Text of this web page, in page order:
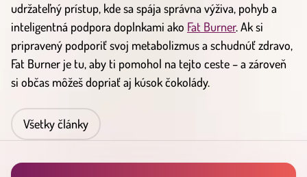
udržateľný prístup, kde sa spája správna výživa, pohyb a
inteligentná podpora doplnkami ako Fat Burner. Ak si
pripravený podporiť svoj metabolizmus a schudnúť zdravo,
Fat Burner je tu, aby ti pomohol na tejto ceste – a zároveň
si občas môžeš dopriať aj kúsok čokolády.
Všetky články